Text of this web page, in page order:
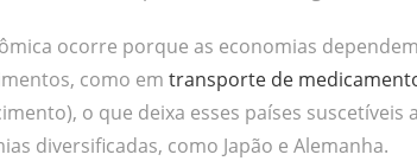
ocorre porque as economias
como em transporte de
o que deixa esses países suscetíveis
diversificadas, como Japão e Alemanha.